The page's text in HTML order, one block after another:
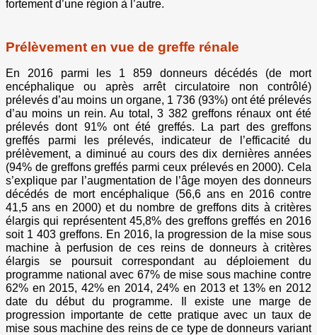
fortement d’une région à l’autre.
Prélèvement en vue de greffe rénale
En 2016 parmi les 1 859 donneurs décédés (de mort
encéphalique ou après arrêt circulatoire non contrôlé)
prélevés d’au moins un organe, 1 736 (93%) ont été prélevés
d’au moins un rein. Au total, 3 382 greffons rénaux ont été
prélevés dont 91% ont été greffés. La part des greffons
greffés parmi les prélevés, indicateur de l’efficacité du
prélèvement, a diminué au cours des dix dernières années
(94% de greffons greffés parmi ceux prélevés en 2000). Cela
s’explique par l’augmentation de l’âge moyen des donneurs
décédés de mort encéphalique (56,6 ans en 2016 contre
41,5 ans en 2000) et du nombre de greffons dits à critères
élargis qui représentent 45,8% des greffons greffés en 2016
soit 1 403 greffons. En 2016, la progression de la mise sous
machine à perfusion de ces reins de donneurs à critères
élargis se poursuit correspondant au déploiement du
programme national avec 67% de mise sous machine contre
62% en 2015, 42% en 2014, 24% en 2013 et 13% en 2012
date du début du programme. Il existe une marge de
progression importante de cette pratique avec un taux de
mise sous machine des reins de ce type de donneurs variant